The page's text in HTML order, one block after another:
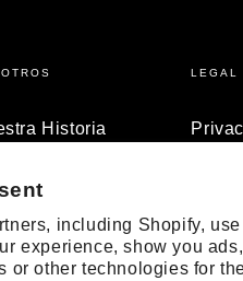
including Shopify,
experience, show you
or other technologies for
Historia
LEGAL